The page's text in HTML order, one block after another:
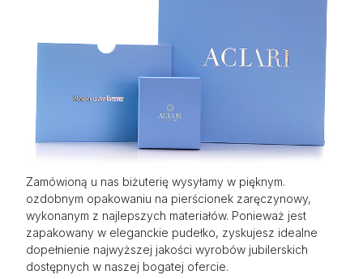
Zamówioną u nas biżuterię wysyłamy w pięknym.
ozdobnym opakowaniu na pierścionek zaręczynowy,
wykonanym z najlepszych materiałów. Ponieważ jest
zapakowany w eleganckie pudełko, zyskujesz idealne
dopełnienie najwyższej jakości wyrobów jubilerskich
dostępnych w naszej bogatej ofercie.